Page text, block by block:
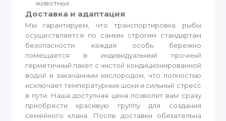
животных.
Доставка и адаптация
Мы гарантируем, что транспортировка рыбы
осуществляется по самым строгим стандартам
безопасности: каждая особь бережно
помещается в индивидуальный прочный
герметичный пакет с чистой кондиционированной
водой и закачанным кислородом, что полностью
исключает температурные шоки и сильный стресс
в пути. Наша доступная цена позволит вам сразу
приобрести красивую группу для создания
семейного клана. После доставки обязательна